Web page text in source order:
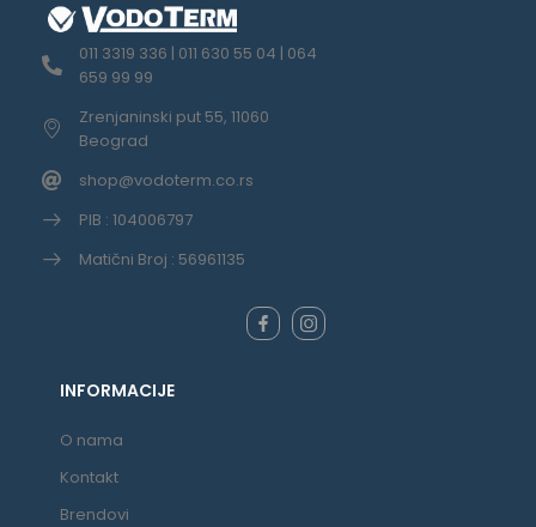
011 3319 336 | 011 630 55 04 | 064
659 99 99
Zrenjaninski put 55, 11060
Beograd
shop@vodoterm.co.rs
PIB : 104006797
Matični Broj : 56961135
INFORMACIJE
O nama
Kontakt
Brendovi